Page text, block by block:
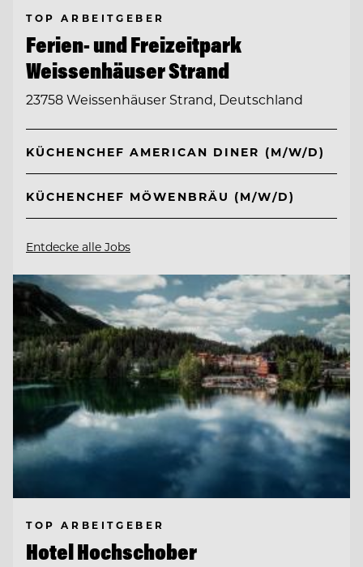
TOP ARBEITGEBER
Ferien- und Freizeitpark
Weissenhäuser Strand
23758 Weissenhäuser Strand, Deutschland
KÜCHENCHEF AMERICAN DINER (M/W/D)
KÜCHENCHEF MÖWENBRÄU (M/W/D)
Entdecke alle Jobs
TOP ARBEITGEBER
Hotel Hochschober